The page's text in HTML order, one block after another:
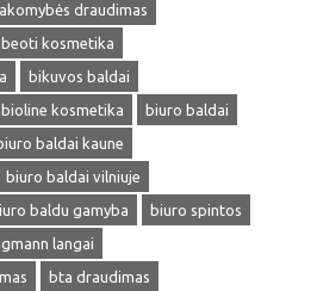
draudimas
beoti kosmetika
bikuvos baldai
bioline kosmetika
biuro baldai
baldai kaune
biuro baldai vilniuje
baldu gamyba
biuro spintos
langai
bta draudimas